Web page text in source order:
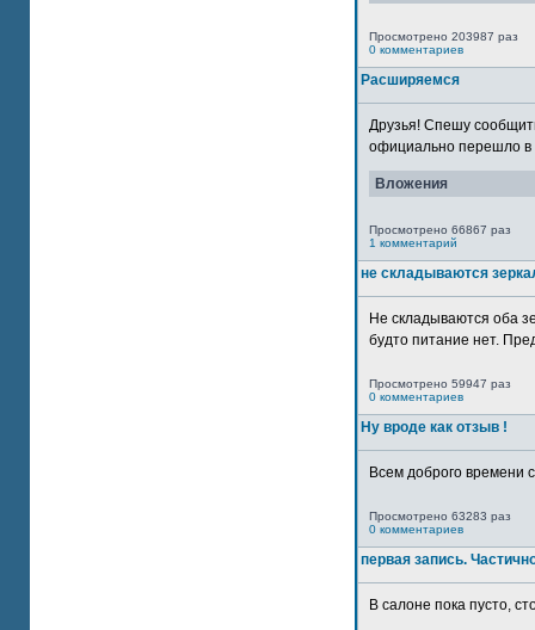
Просмотрено 203987 раз
0 комментариев
Расширяемся
Друзья! Спешу
официально перешло в
Вложения
Просмотрено 66867 раз
1 комментарий
не складываются
Не складываются оба
будто питание нет.
Просмотрено 59947 раз
0 комментариев
Ну вроде как отзыв !
Всем доброго времени
Просмотрено 63283 раз
0 комментариев
первая запись.
В салоне пока пусто,